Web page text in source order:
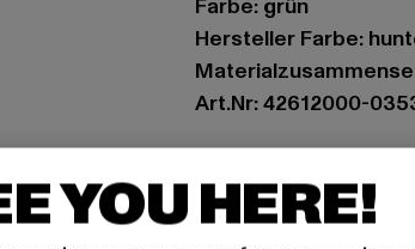
Farbe: grün
Hersteller Farbe:
Art.Nr: 42612000-
Landwehrstrasse
YOU HERE!